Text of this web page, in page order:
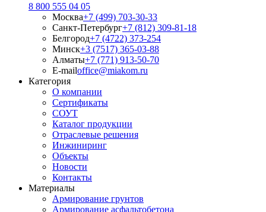
8 800 555 04 05
Москва+7 (499) 703-30-33
Санкт-Петербург+7 (812) 309-81-18
Белгород+7 (4722) 373-254
Минск+3 (7517) 365-03-88
Алматы+7 (771) 913-50-70
E-mailoffice@miakom.ru
Категория
О компании
Сертификаты
СОУТ
Каталог продукции
Отраслевые решения
Инжиниринг
Объекты
Новости
Контакты
Материалы
Армирование грунтов
Армирование асфальтобетона